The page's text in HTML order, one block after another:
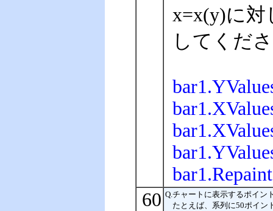
x=x(y)に対
してくだ
60 Q.チャートに表示するポイン
たとえば、系列に50ポイン